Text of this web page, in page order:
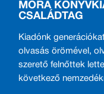
MÓRA
CSALÁDTAG
Kiadónk
olvasás örömével,
szerető felnőttek
következő